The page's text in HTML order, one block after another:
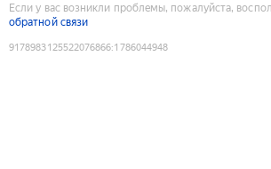
Если у вас возникли проблемы, пожалуйста,
обратной связи
9178983125522076866:1786044948